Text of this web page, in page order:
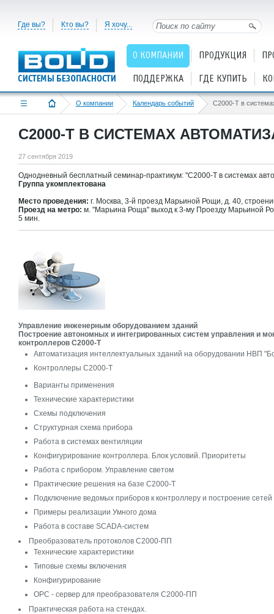
Где вы? Кто вы? Я хочу...
О КОМПАНИИ ПРОДУКЦИЯ
ПОДДЕРЖКА ГДЕ КУПИТЬ
О компании Календарь событий
С2000-Т В СИСТЕМАХ
27 сентября 2019
Однодневный бесплатный семинар-практикум: "С2000-Т в системах
Группа укомплектована
Место проведения: г. Москва, 3-й проезд Марьиной Рощи, д. 40,
Проезд на метро: м. "Марьина Роща" выход к 3-му Проезду Марьиной
5 мин.
Управление инженерным оборудованием зданий
Построение автономных и интегрированных систем управления и
контроллеров С2000-Т
Автоматизация интеллектуальных зданий на оборудовании НВП
Контроллеры С2000-Т
Варианты применения
Технические характеристики
Схемы подключения
Структурная схема прибора
Работа в системах вентиляции
Конфигурирование контроллера. Блок условий. Приоритеты
Работа с прибором. Управление светом
Практические решения на базе С2000-Т
Подключение ведомых приборов к контроллеру и построение сетей
Примеры реализации Умного дома
Работа в составе SCADA-систем
Преобразователь протоколов С2000-ПП
Технические характеристики
Типовые схемы включения
Конфигурирование
ОPC - сервер для преобразователя С2000-ПП
Практическая работа на стендах.